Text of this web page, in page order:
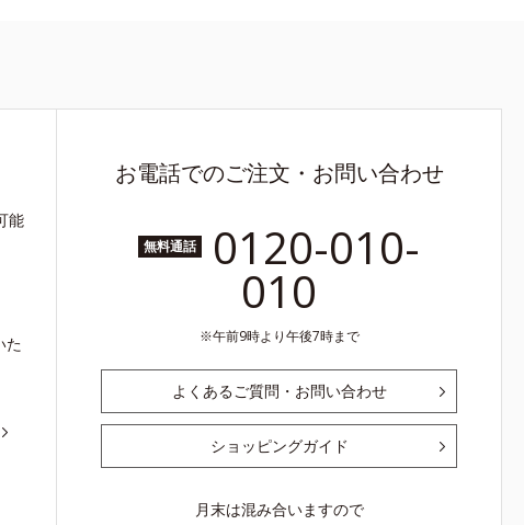
能
た
お電話でのご注文・お問い合わせ
無料通話 0120-010-
010
午前9時より午後7時まで
よくあるご質問・お問い合わせ
ショッピングガイド
月末は混み合いますので